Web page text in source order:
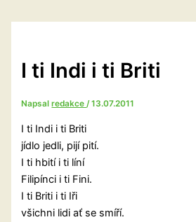
I ti Indi i ti Briti
Napsalredakce/13.07.2011
I ti Indi i ti Briti
jídlo jedli, pijí pití.
I ti hbití i ti líní
Filipínci i ti Fini.
I ti Briti i ti Iři
všichni lidi ať se smíří.